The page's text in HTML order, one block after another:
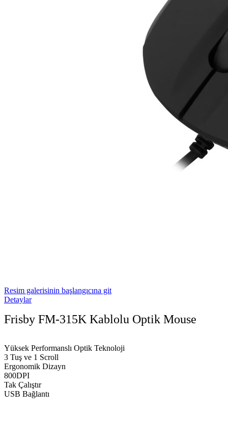
Resim galerisinin başlangıcına git
Detaylar
Frisby FM-315K Kablolu Optik Mouse
Yüksek Performanslı Optik Teknoloji
3 Tuş ve 1 Scroll
Ergonomik Dizayn
800DPI
Tak Çalıştır
USB Bağlantı